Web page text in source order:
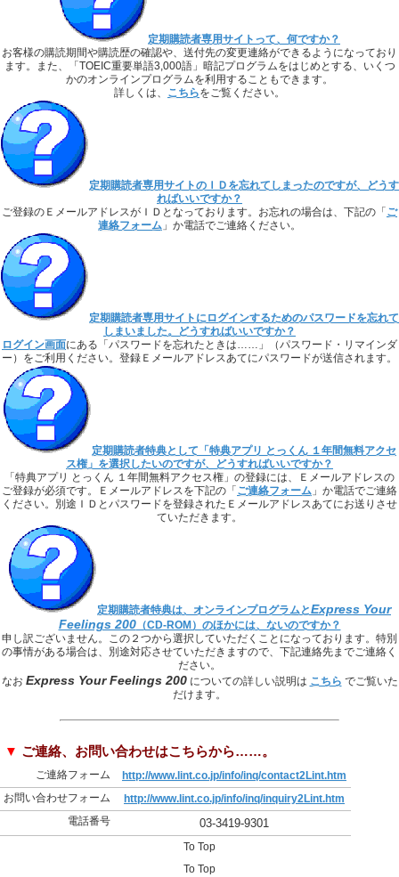
定期購読者専用サイトって、何ですか？
お客様の購読期間や購読歴の確認や、送付先の変更連絡ができるようになっており
ます。また、「TOEIC重要単語3,000語」暗記プログラムをはじめとする、いくつ
かのオンラインプログラムを利用することもできます。
詳しくは、 こちらをご覧ください。
定期購読者専用サイトのＩＤを忘れてしまったのですが、どうす
ればいいですか？
ご登録のＥメールアドレスがＩＤとなっております。お忘れの場合は、下記の「 ご
連絡フォーム 」か電話でご連絡ください。
定期購読者専用サイトにログインするためのパスワードを忘れて
しまいました。どうすればいいですか？
ログイン画面にある「パスワードを忘れたときは……」（パスワード・リマインダ
ー）をご利用ください。登録Ｅメールアドレスあてにパスワードが送信されます。
定期購読者特典として「特典アプリ とっくん １年間無料アクセ
ス権」を選択したいのですが、どうすればいいですか？
「特典アプリ とっくん １年間無料アクセス権」の登録には、Ｅメールアドレスの
ご登録が必須です。Ｅメールアドレスを下記の「 ご連絡フォーム 」か電話でご連絡
ください。別途ＩＤとパスワードを登録されたＥメールアドレスあてにお送りさせ
ていただきます。
定期購読者特典は、オンラインプログラムとExpress Your
Feelings 200（CD-ROM） のほかには、ないのですか？
申し訳ございません。この２つから選択していただくことになっております。特別
の事情がある場合は、別途対応させていただきますので、下記連絡先までご連絡く
ださい。
なお Express Your Feelings 200についての詳しい説明は こちら でご覧いた
だけます。
▼ ご連絡、お問い合わせはこちらから……。
ご連絡フォーム
http://www.lint.co.jp/info/inq/contact2Lint.htm
お問い合わせフォーム
http://www.lint.co.jp/info/inq/inquiry2Lint.htm
電話番号
03-3419-9301
To Top
To Top